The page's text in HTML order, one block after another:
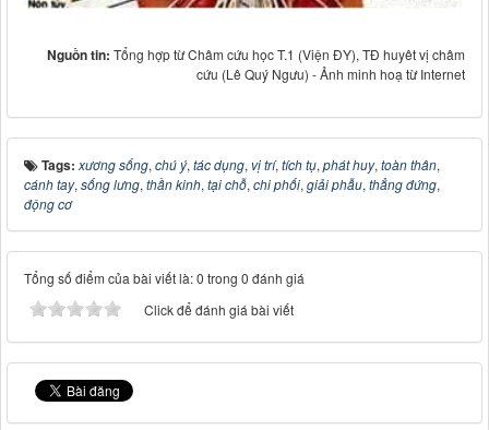
Nguồn tin: Tổng hợp từ Châm cứu học T.1 (Viện ĐY), TĐ huyêt vị châm
cứu (Lê Quý Ngưu) - Ảnh minh hoạ từ Internet
Tags: xương sống, chú ý, tác dụng, vị trí, tích tụ, phát huy, toàn thân,
cánh tay, sống lưng, thần kinh, tại chỗ, chi phối, giải phẫu, thẳng đứng,
động cơ
Tổng số điểm của bài viết là: 0 trong 0 đánh giá
Click để đánh giá bài viết